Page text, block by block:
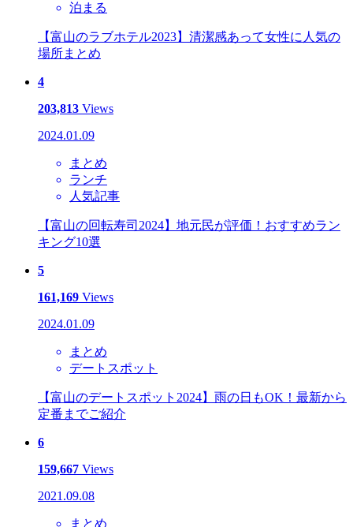
泊まる
【富山のラブホテル2023】清潔感あって女性に人気の
場所まとめ
4
203,813 Views
2024.01.09
まとめ
ランチ
人気記事
【富山の回転寿司2024】地元民が評価！おすすめラン
キング10選
5
161,169 Views
2024.01.09
まとめ
デートスポット
【富山のデートスポット2024】雨の日もOK！最新から
定番までご紹介
6
159,667 Views
2021.09.08
まとめ